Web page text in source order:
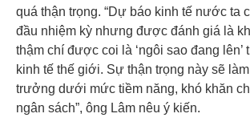
quá thận trọng. “Dự báo kinh tế nước ta
đầu nhiệm kỳ nhưng được đánh giá là
thậm chí được coi là ‘ngôi sao đang lên’
kinh tế thế giới. Sự thận trọng này sẽ
trưởng dưới mức tiềm năng, khó khăn
ngân sách”, ông Lâm nêu ý kiến.